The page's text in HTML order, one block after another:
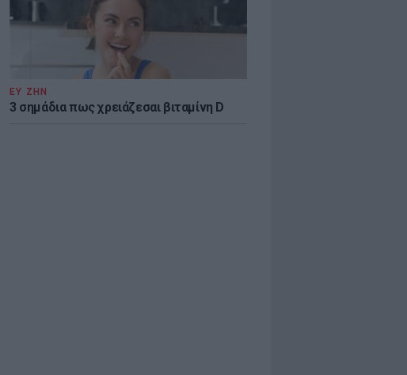
ΕΥ ΖΗΝ
3 σημάδια πως χρειάζεσαι βιταμίνη D